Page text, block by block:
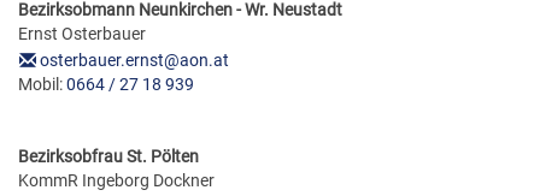
Bezirksobmann Neunkirchen - Wr. Neustadt
Ernst Osterbauer
osterbauer.ernst@aon.at
Mobil:0664 / 27 18 939
Bezirksobfrau St. Pölten
KommR Ingeborg Dockner